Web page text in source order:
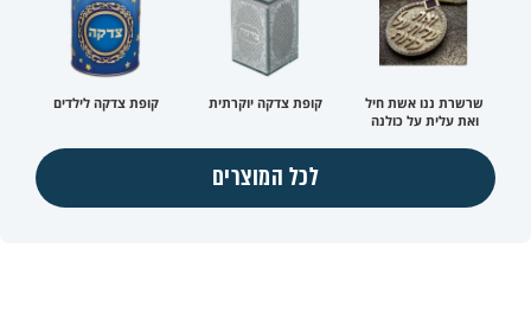
שרשרת ננו אשת חיל
ואת עלית על כולנה
קופת צדקה יוקרתית קופת צדקה לילדים
לכל המוצרים